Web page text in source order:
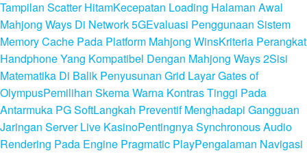
Tampilan Scatter HitamKecepatan Loading Halaman Awal
Mahjong Ways Di Network 5GEvaluasi Penggunaan Sistem
Memory Cache Pada Platform Mahjong WinsKriteria Perangkat
Handphone Yang Kompatibel Dengan Mahjong Ways 2Sisi
Matematika Di Balik Penyusunan Grid Layar Gates of
OlympusPemilihan Skema Warna Kontras Tinggi Pada
Antarmuka PG SoftLangkah Preventif Menghadapi Gangguan
Jaringan Server Live KasinoPentingnya Synchronous Audio
Rendering Pada Engine Pragmatic PlayPengalaman Navigasi